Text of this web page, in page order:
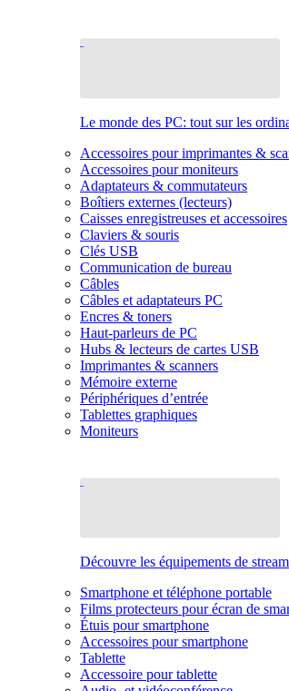
Le monde des PC: tout sur les
Accessoires pour imprimantes &
Accessoires pour moniteurs
Adaptateurs & commutateurs
Boîtiers externes (lecteurs)
Caisses enregistreuses et accessoires
Claviers & souris
Clés USB
Communication de bureau
Câbles
Câbles et adaptateurs PC
Encres & toners
Haut-parleurs de PC
Hubs & lecteurs de cartes USB
Imprimantes & scanners
Mémoire externe
Périphériques d’entrée
Tablettes graphiques
Moniteurs
Découvre les équipements de
Smartphone et téléphone portable
Films protecteurs pour écran de
Étuis pour smartphone
Accessoires pour smartphone
Tablette
Accessoire pour tablette